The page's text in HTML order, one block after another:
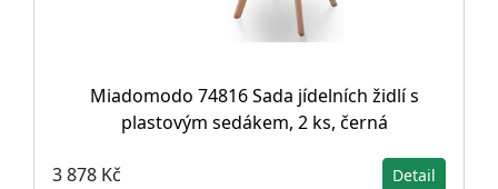
Miadomodo 74816 Sada jídelních židlí s
plastovým sedákem, 2 ks, černá
3 878 Kč Detail